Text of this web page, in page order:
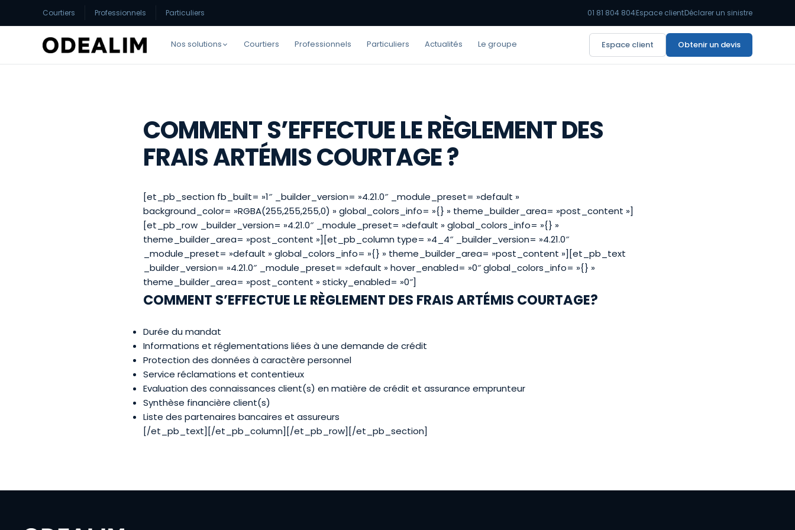
Courtiers Professionnels Particuliers 01 81 804 804Espace clientDéclarer un sinistre
Nos solutions Courtiers Professionnels Particuliers Actualités Le groupe Espace client Obtenir un devis
COMMENT S’EFFECTUE LE RÈGLEMENT DES
FRAIS ARTÉMIS COURTAGE ?
[et_pb_section fb_built= »1″ _builder_version= »4.21.0″ _module_preset= »default »
background_color= »RGBA(255,255,255,0) » global_colors_info= »{} » theme_builder_area= »post_content »]
[et_pb_row _builder_version= »4.21.0″ _module_preset= »default » global_colors_info= »{} »
theme_builder_area= »post_content »][et_pb_column type= »4_4″ _builder_version= »4.21.0″
_module_preset= »default » global_colors_info= »{} » theme_builder_area= »post_content »][et_pb_text
_builder_version= »4.21.0″ _module_preset= »default » hover_enabled= »0″ global_colors_info= »{} »
theme_builder_area= »post_content » sticky_enabled= »0″]
COMMENT S’EFFECTUE LE RÈGLEMENT DES FRAIS ARTÉMIS COURTAGE?
Durée du mandat
Informations et réglementations liées à une demande de crédit
Protection des données à caractère personnel
Service réclamations et contentieux
Evaluation des connaissances client(s) en matière de crédit et assurance emprunteur
Synthèse financière client(s)
Liste des partenaires bancaires et assureurs
[/et_pb_text][/et_pb_column][/et_pb_row][/et_pb_section]